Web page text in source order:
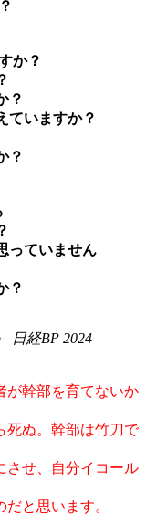
か？
？
ていますか？
？
っていません
？
日経BP 2024
が幹部を育てないか
ぬ。幹部は竹刀で
させ、自分イコール
と思います。